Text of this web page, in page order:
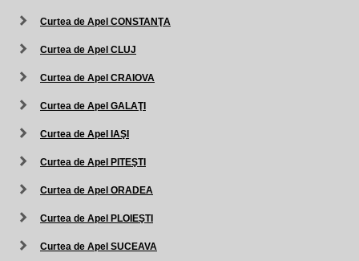
Curtea de Apel CONSTANŢA
Curtea de Apel CLUJ
Curtea de Apel CRAIOVA
Curtea de Apel GALAŢI
Curtea de Apel IAŞI
Curtea de Apel PITEŞTI
Curtea de Apel ORADEA
Curtea de Apel PLOIEŞTI
Curtea de Apel SUCEAVA